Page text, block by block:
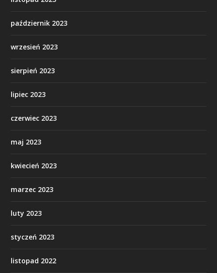
październik 2023
wrzesień 2023
sierpień 2023
lipiec 2023
czerwiec 2023
maj 2023
kwiecień 2023
marzec 2023
luty 2023
styczeń 2023
listopad 2022